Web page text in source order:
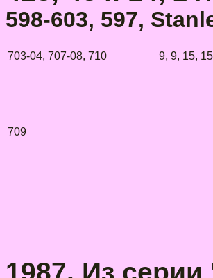
598-603, 597,
703-04, 707-08, 710 9, 9, 15,
709